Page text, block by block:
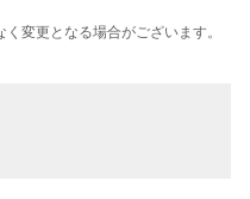
変更となる場合がございます。